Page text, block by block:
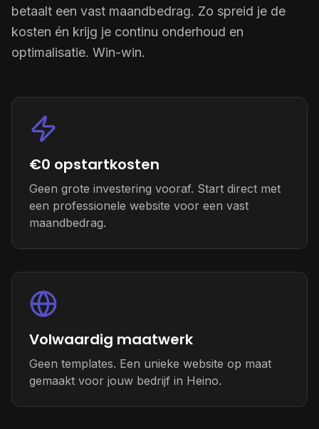
betaalt een vast maandbedrag. Zo spreid je de
kosten én krijg je continu onderhoud en
optimalisatie. Win-win.
€0 opstartkosten
Geen grote investering vooraf. Start direct met
een professionele website voor een vast
maandbedrag.
Volwaardig maatwerk
Geen templates. Een unieke website op maat
gemaakt voor jouw bedrijf in Heino.